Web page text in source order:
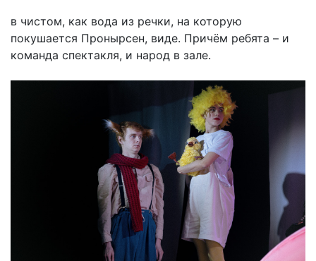
в чистом, как вода из речки, на которую
покушается Пронырсен, виде. Причём ребята – и
команда спектакля, и народ в зале.